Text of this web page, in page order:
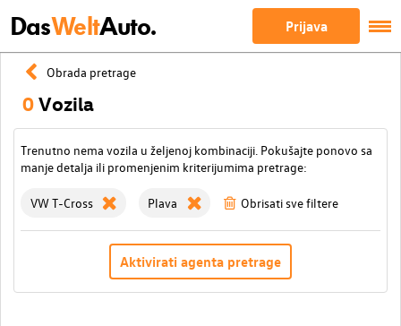
DasWeltAuto. Prijava
Obrada pretrage
0Vozila
Trenutno nema vozila u željenoj kombinaciji. Pokušajte ponovo sa
manje detalja ili promenjenim kriterijumima pretrage:
VW T-Cross Plava Obrisati sve filtere
Aktivirati agenta pretrage